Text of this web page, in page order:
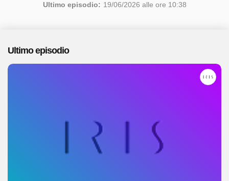
Ultimo episodio: 19/06/2026 alle ore 10:38
Ultimo episodio